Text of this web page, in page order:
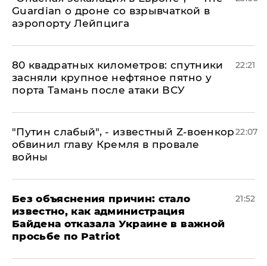
Guardian о дроне со взрывчаткой в
аэропорту Лейпцига
80 квадратных километров: спутники
засняли крупное нефтяное пятно у
порта Тамань после атаки ВСУ
22:21
​"Путин слабый", - известный Z-военкор
обвинил главу Кремля в провале
войны
22:07
Без объяснения причин: стало
известно, как администрация
Байдена отказала Украине в важной
просьбе по Patriot
21:52